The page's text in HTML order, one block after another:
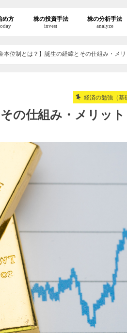
め方 株の投資手法
invest
株の分析手法
analyze
本位制とは？】誕生の経緯とその仕組み・メ
経済の勉強（基
の仕組み・メリッ